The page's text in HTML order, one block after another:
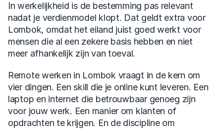
In werkelijkheid is de bestemming pas relevant
nadat je verdienmodel klopt. Dat geldt extra voor
Lombok, omdat het eiland juist goed werkt voor
mensen die al een zekere basis hebben en niet
meer afhankelijk zijn van toeval.
Remote werken in Lombok vraagt in de kern om
vier dingen. Een skill die je online kunt leveren. Een
laptop en internet die betrouwbaar genoeg zijn
voor jouw werk. Een manier om klanten of
opdrachten te krijgen. En de discipline om